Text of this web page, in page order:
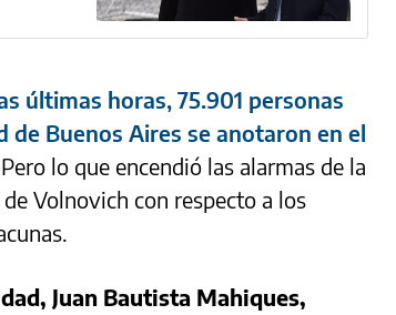
últimas horas, 75.901 personas
de Buenos Aires se anotaron en el
lo que encendió las alarmas de la
Volnovich con respecto a los
Juan Bautista Mahiques,